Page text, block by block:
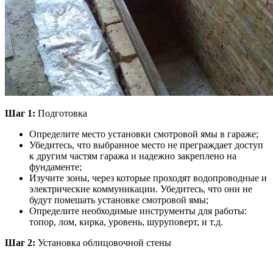
Шаг 1: Подготовка
Определите место установки смотровой ямы в гараже;
Убедитесь, что выбранное место не преграждает доступ
к другим частям гаража и надежно закреплено на
фундаменте;
Изучите зоны, через которые проходят водопроводные и
электрические коммуникации. Убедитесь, что они не
будут помешать установке смотровой ямы;
Определите необходимые инструменты для работы:
топор, лом, кирка, уровень, шуруповерт, и т.д.
Шаг 2: Установка облицовочной стены